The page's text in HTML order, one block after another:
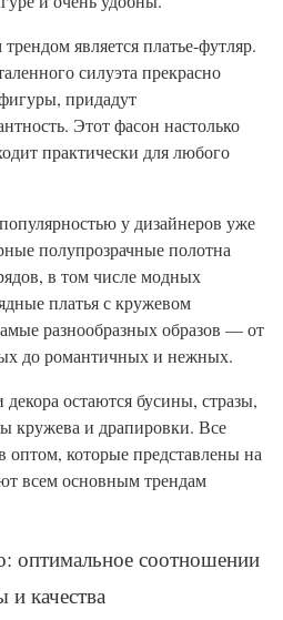
является платье-футляр.
силуэта прекрасно
придадут
Этот фасон настолько
практически для любого
у дизайнеров уже
полупрозрачные полотна
в том числе модных
платья с кружевом
разнообразных образов — от
до романтичных и нежных.
остаются бусины, стразы,
кружева и драпировки. Все
которые представлены на
всем основным трендам
оптимальное соотношении
и качества